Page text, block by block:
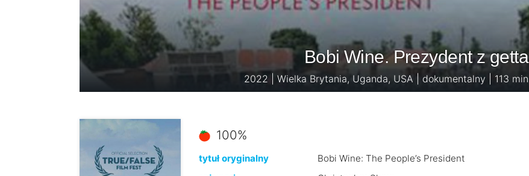
Bobi Wine. Prezydent z getta
2022 | Wielka Brytania, Uganda, USA | dokumentalny | 113 min
100%
tytuł oryginalny
Bobi Wine: The People’s President